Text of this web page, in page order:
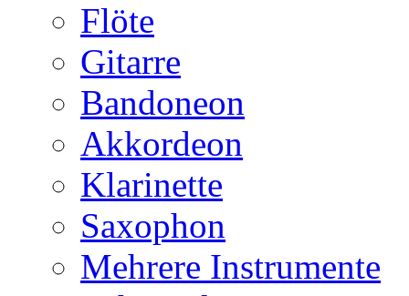
Flöte
Gitarre
Bandoneon
Akkordeon
Klarinette
Saxophon
Mehrere Instrumente